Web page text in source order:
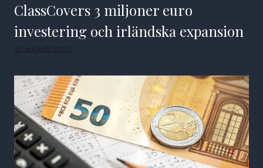
ClassCovers 3 miljoner euro
investering och irländska expansion
10 augusti 2026